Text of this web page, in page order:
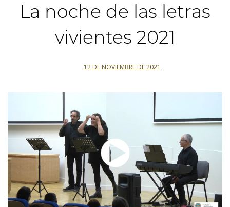
La noche de las letras
vivientes 2021
12 DE NOVIEMBRE DE 2021